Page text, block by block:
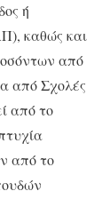
ή
καθώς και
από
από Σχολές
από το
από το